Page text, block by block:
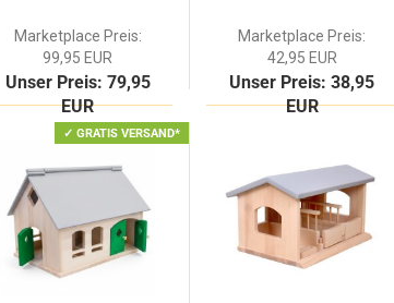
Marketplace Preis:
99,95 EUR
Unser Preis: 79,95
EUR
Marketplace Preis:
42,95 EUR
Unser Preis: 38,95
EUR
✓ GRATIS VERSAND*